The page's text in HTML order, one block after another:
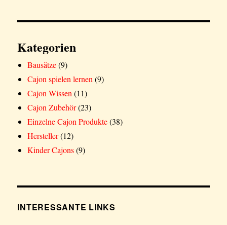
Kategorien
Bausätze(9)
Cajon spielen lernen(9)
Cajon Wissen(11)
Cajon Zubehör(23)
Einzelne Cajon Produkte(38)
Hersteller(12)
Kinder Cajons(9)
INTERESSANTE LINKS